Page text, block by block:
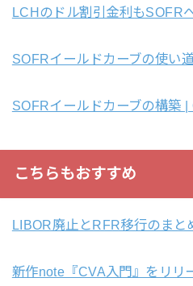
LCHのドル割引金利もSOFR
SOFRイールドカーブの使い
SOFRイールドカーブの構築
こちらもおすすめ
LIBOR廃止とRFR移行のまと
新作note『CVA入門』をリリ